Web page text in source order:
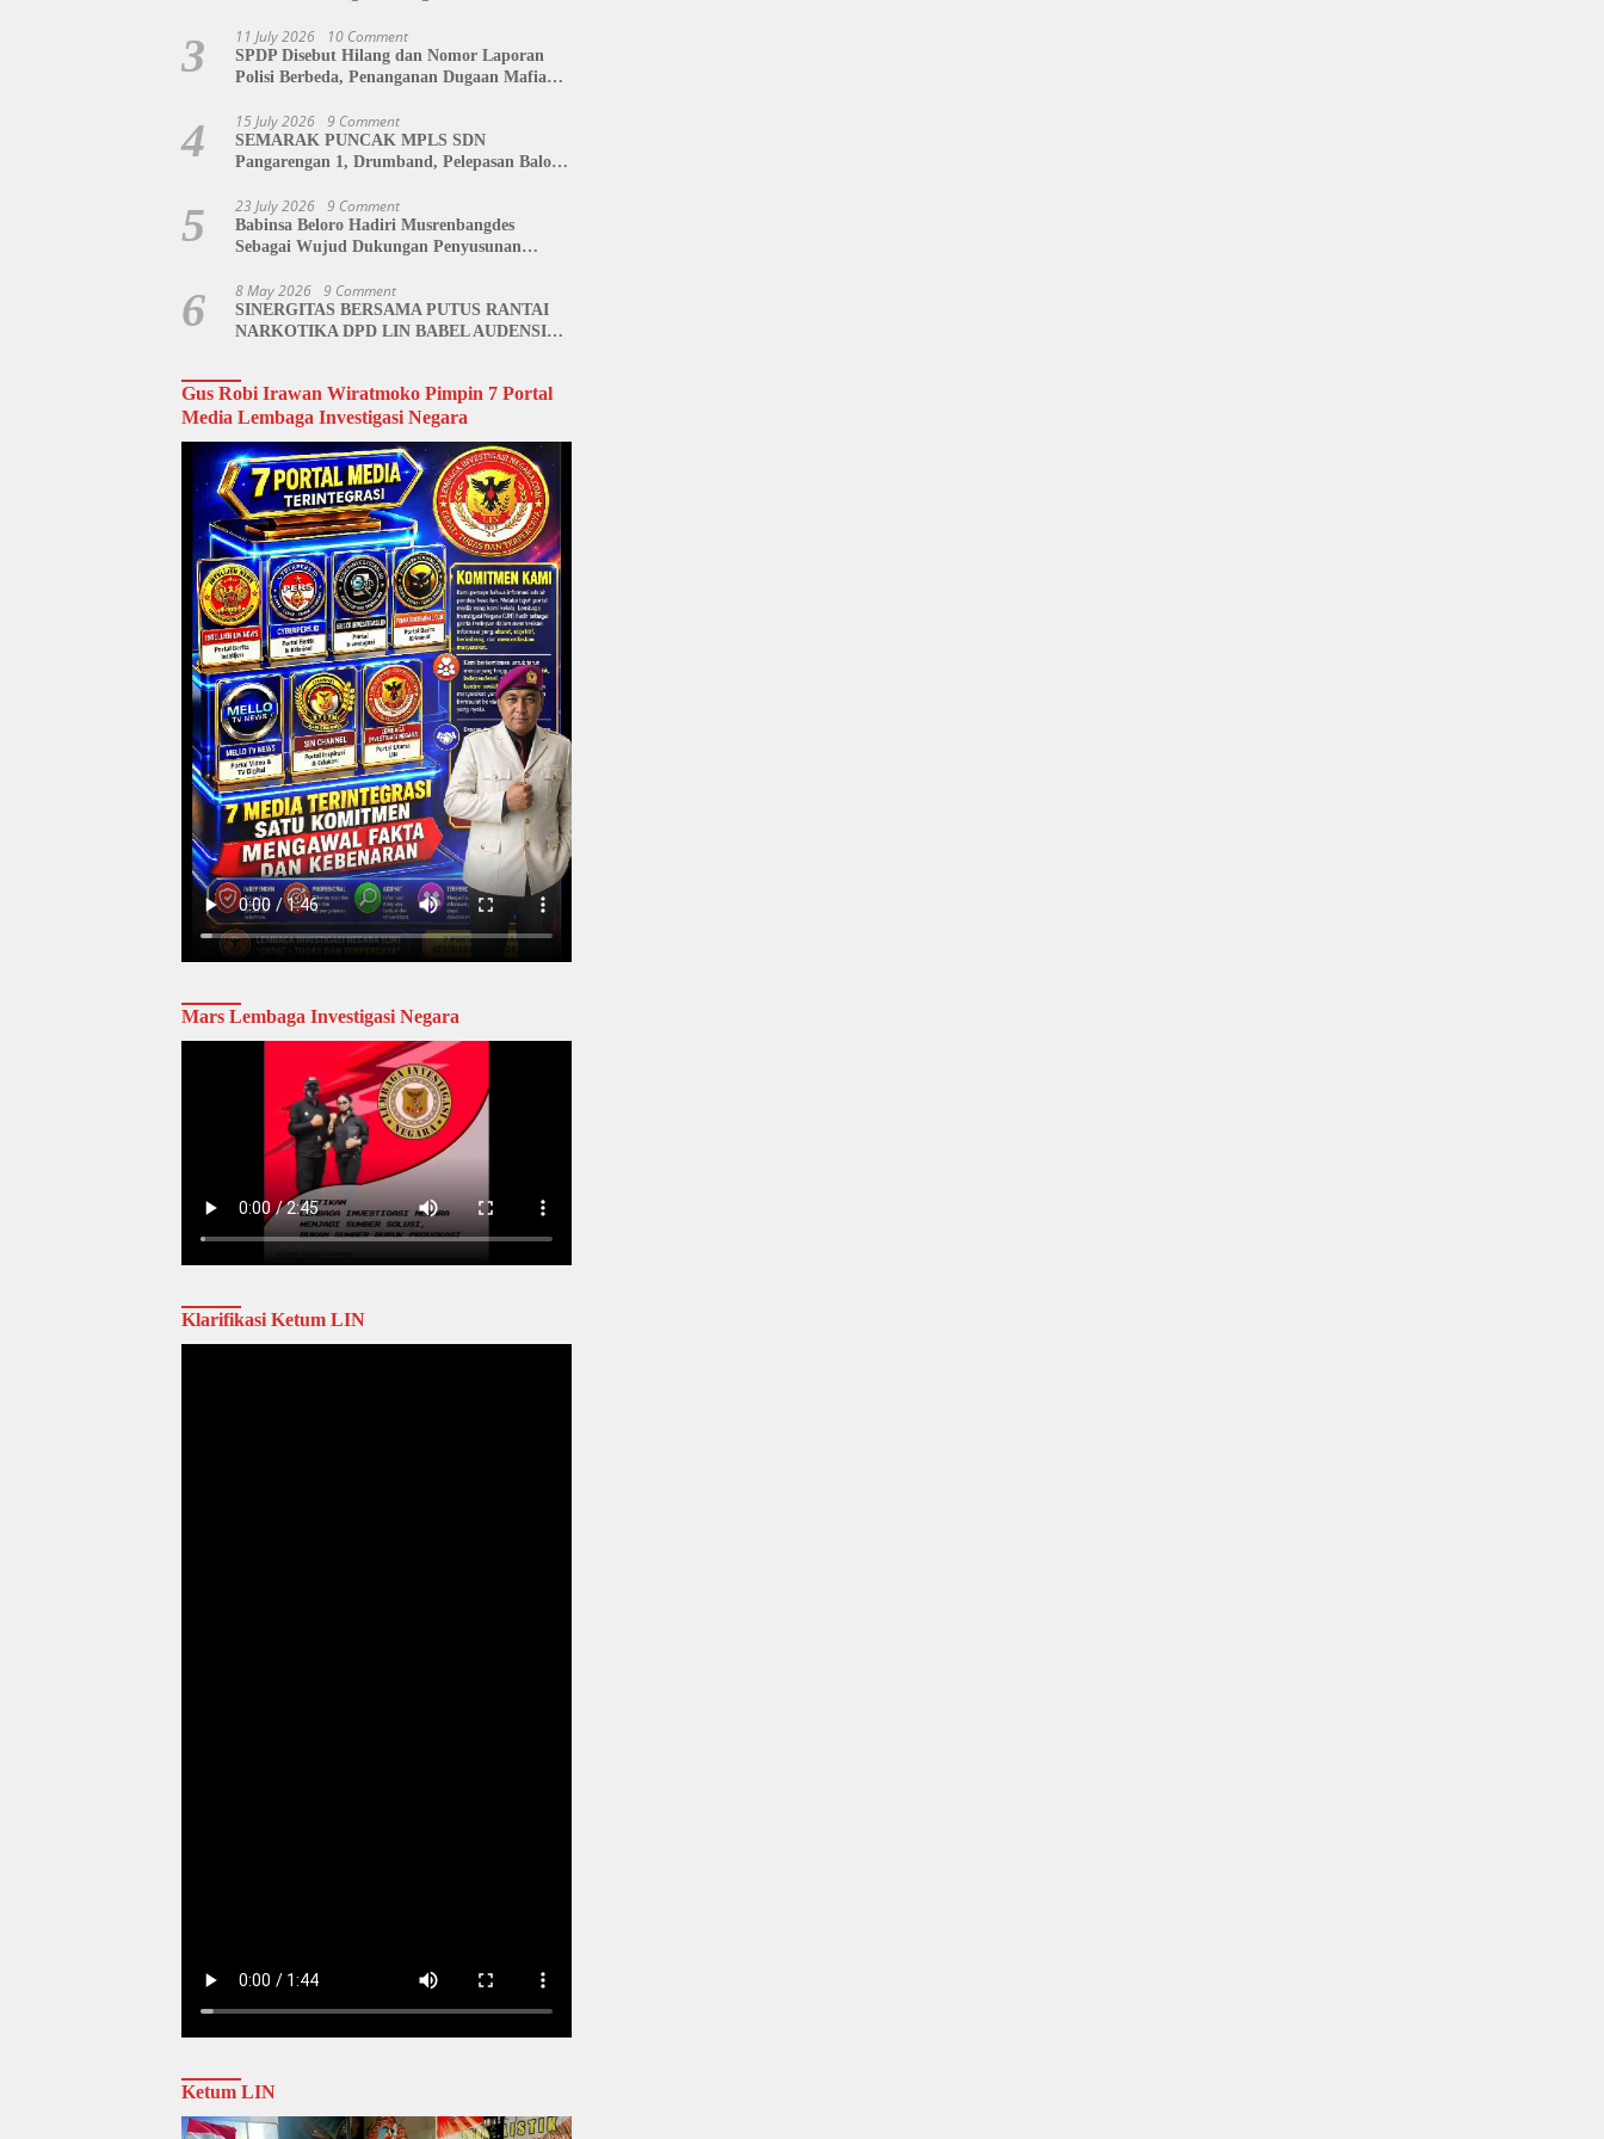
Siap Kawal Hingga Tingkat Pusat
3 11 July 2026 10 Comment
SPDP Disebut Hilang dan Nomor Laporan
Polisi Berbeda, Penanganan Dugaan Mafia
4 15 July 2026 9 Comment
SEMARAK PUNCAK MPLS SDN
Pangarengan 1, Drumband, Pelepasan Balon,
Kegiatan
5 23 July 2026 9 Comment
Babinsa Beloro Hadiri Musrenbangdes
Sebagai Wujud Dukungan Penyusunan
6 8 May 2026 9 Comment
SINERGITAS BERSAMA PUTUS RANTAI
NARKOTIKA DPD LIN BABEL AUDENSI
Gus Robi Irawan Wiratmoko Pimpin 7 Portal
Media Lembaga Investigasi Negara
Mars Lembaga Investigasi Negara
Klarifikasi Ketum LIN
Ketum LIN